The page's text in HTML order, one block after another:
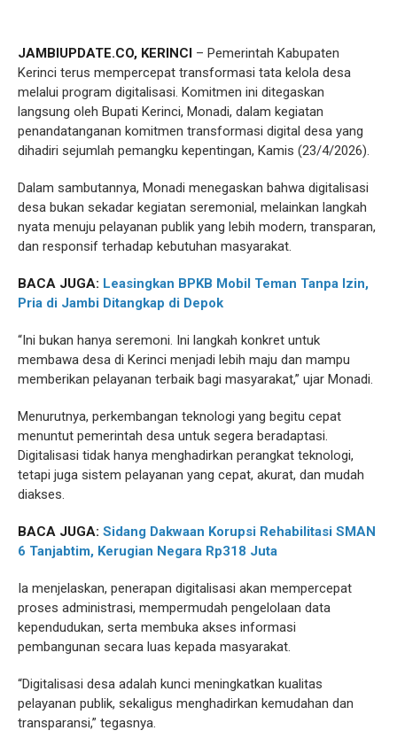
JAMBIUPDATE.CO, KERINCI – Pemerintah Kabupaten
Kerinci terus mempercepat transformasi tata kelola desa
melalui program digitalisasi. Komitmen ini ditegaskan
langsung oleh Bupati Kerinci, Monadi, dalam kegiatan
penandatanganan komitmen transformasi digital desa yang
dihadiri sejumlah pemangku kepentingan, Kamis (23/4/2026).
Dalam sambutannya, Monadi menegaskan bahwa digitalisasi
desa bukan sekadar kegiatan seremonial, melainkan langkah
nyata menuju pelayanan publik yang lebih modern, transparan,
dan responsif terhadap kebutuhan masyarakat.
BACA JUGA: Leasingkan BPKB Mobil Teman Tanpa Izin,
Pria di Jambi Ditangkap di Depok
“Ini bukan hanya seremoni. Ini langkah konkret untuk
membawa desa di Kerinci menjadi lebih maju dan mampu
memberikan pelayanan terbaik bagi masyarakat,” ujar Monadi.
Menurutnya, perkembangan teknologi yang begitu cepat
menuntut pemerintah desa untuk segera beradaptasi.
Digitalisasi tidak hanya menghadirkan perangkat teknologi,
tetapi juga sistem pelayanan yang cepat, akurat, dan mudah
diakses.
BACA JUGA: Sidang Dakwaan Korupsi Rehabilitasi SMAN
6 Tanjabtim, Kerugian Negara Rp318 Juta
Ia menjelaskan, penerapan digitalisasi akan mempercepat
proses administrasi, mempermudah pengelolaan data
kependudukan, serta membuka akses informasi
pembangunan secara luas kepada masyarakat.
“Digitalisasi desa adalah kunci meningkatkan kualitas
pelayanan publik, sekaligus menghadirkan kemudahan dan
transparansi,” tegasnya.